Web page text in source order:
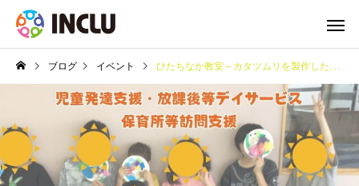
ブログ イベント ひたちなか教室～カタツムリを製作したよ😊～